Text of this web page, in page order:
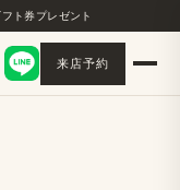
ト券プレゼント
来店予約